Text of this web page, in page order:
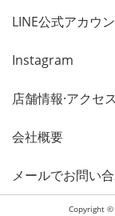
LINE公式アカウ
Instagram
店舗情報·アクセス
会社概要
メールでお問い
Copyright ©